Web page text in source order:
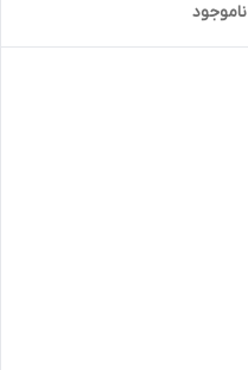
ناموجود